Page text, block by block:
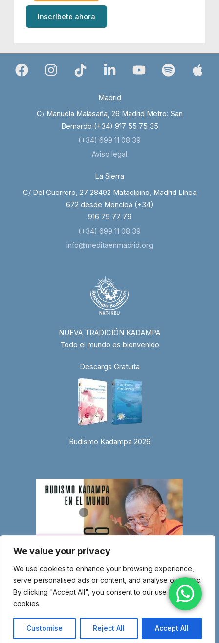
We value your privacy
We use cookies to enhance your browsing experience,
serve personalised ads or content, and analyse our traffic.
By clicking "Accept All", you consent to our use of
cookies.
Customise Reject All Accept All
Inscríbete ahora
Madrid
C/ Manuela Malasaña, 26 Madrid Metro: San
Bernardo (+34) 917 55 75 35
(+34) 699 11 08 39
Aviso legal
La Sierra
C/ Del Guerrero, 27 28492 Mataelpino, Madrid Línea
672 desde Moncloa (+34)
916 79 77 79
(+34) 699 11 08 39
info@meditaenmadrid.org
NUEVA TRADICIÓN KADAMPA
Todo el mundo es bienvenido
Descarga Gratuita
Budismo Kadampa 2026
© Copyright 2026 Entidad religiosa inscrita en el Ministerio de Justicia
con el número 1.044-SG – Miembro de la Nueva Tradición Kadampa –
Unión Internacional de Budismo Kadampa –